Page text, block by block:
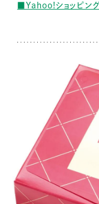
■Yahoo!ショッピン